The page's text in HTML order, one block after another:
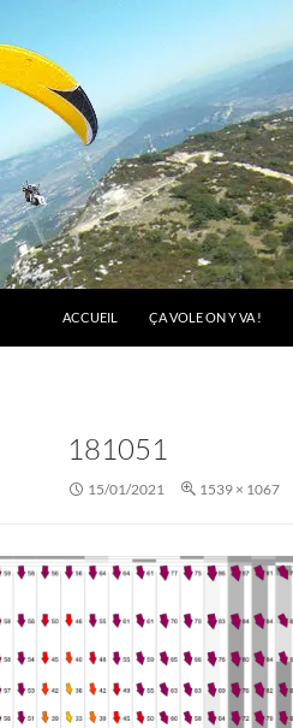
ACCUEIL ÇA VOLE ON Y VA !
181051
15/01/2021 1539 × 1067